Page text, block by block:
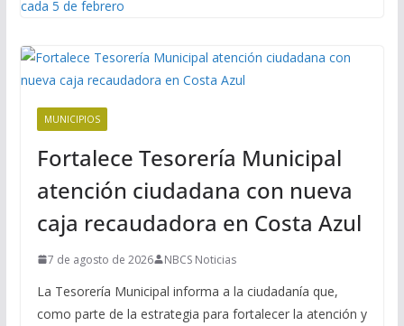
MUNICIPIOS
Fortalece Tesorería Municipal
atención ciudadana con nueva
caja recaudadora en Costa Azul
7 de agosto de 2026 NBCS Noticias
La Tesorería Municipal informa a la ciudadanía que,
como parte de la estrategia para fortalecer la atención y